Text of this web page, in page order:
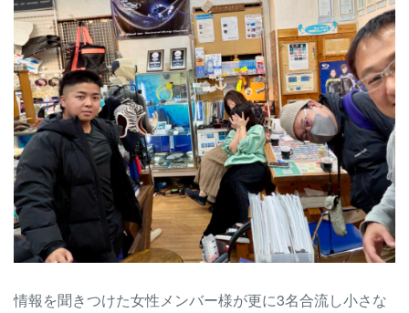
情報を聞きつけた女性メンバー様が更に3名合流し小さな